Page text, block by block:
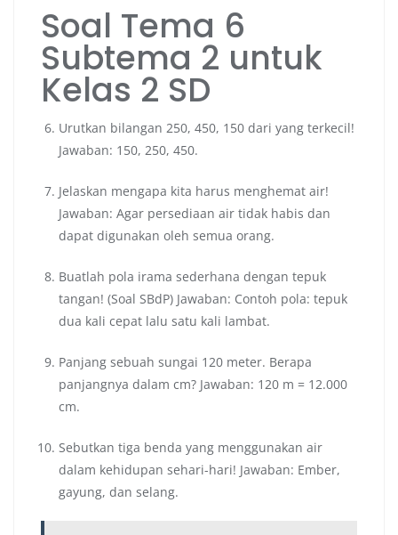
Soal Tema 6
Subtema 2 untuk
Kelas 2 SD
Urutkan bilangan 250, 450, 150 dari yang terkecil!
Jawaban: 150, 250, 450.
Jelaskan mengapa kita harus menghemat air!
Jawaban: Agar persediaan air tidak habis dan
dapat digunakan oleh semua orang.
Buatlah pola irama sederhana dengan tepuk
tangan! (Soal SBdP) Jawaban: Contoh pola: tepuk
dua kali cepat lalu satu kali lambat.
Panjang sebuah sungai 120 meter. Berapa
panjangnya dalam cm? Jawaban: 120 m = 12.000
cm.
Sebutkan tiga benda yang menggunakan air
dalam kehidupan sehari-hari! Jawaban: Ember,
gayung, dan selang.